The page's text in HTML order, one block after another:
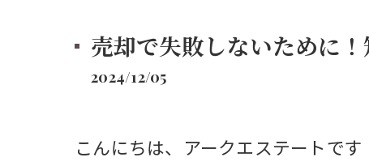
売却で失敗しないために
2024/12/05
こんにちは、アークエステートです